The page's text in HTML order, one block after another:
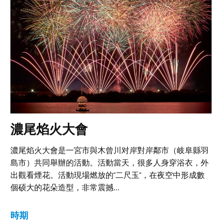
濃尾焰火大會
濃尾焰火大會是一宮市與木曾川对岸對岸鄰市（岐阜縣羽
島市）共同舉辦的活動。活動當天，很多人身穿浴衣，外
出觀看煙花。活動現場燃放的“二尺玉”，在夜空中形成數
個硕大的花朵造型，非常震撼...
時期